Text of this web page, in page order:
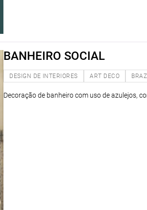
BANHEIRO SOCIAL
DESIGN DE INTERIORES ART DECO
Decoração de banheiro com uso de azulejos,